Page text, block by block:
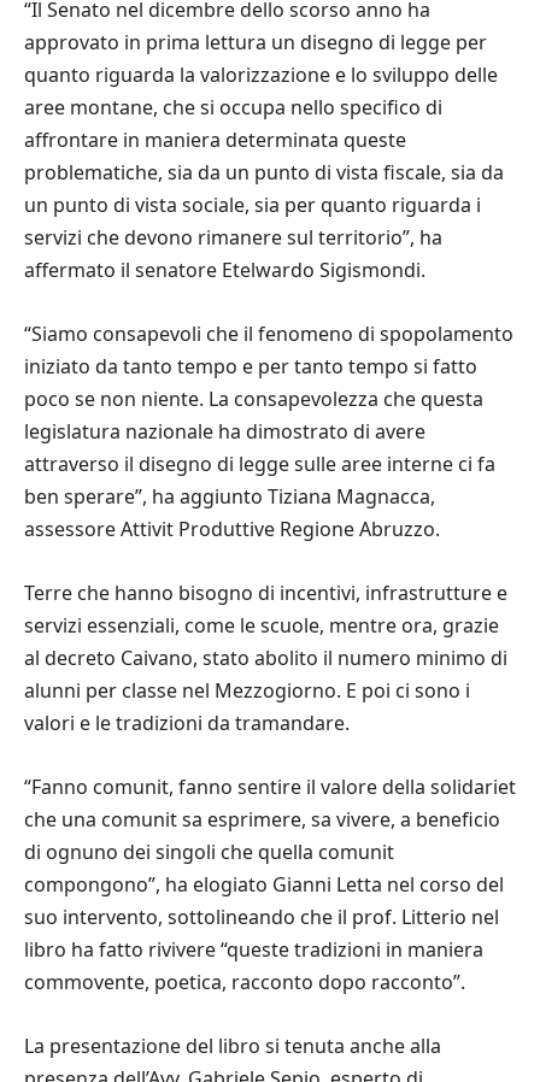
“Il Senato nel dicembre dello scorso anno ha
approvato in prima lettura un disegno di legge per
quanto riguarda la valorizzazione e lo sviluppo delle
aree montane, che si occupa nello specifico di
affrontare in maniera determinata queste
problematiche, sia da un punto di vista fiscale, sia da
un punto di vista sociale, sia per quanto riguarda i
servizi che devono rimanere sul territorio”, ha
affermato il senatore Etelwardo Sigismondi.
“Siamo consapevoli che il fenomeno di spopolamento
iniziato da tanto tempo e per tanto tempo si fatto
poco se non niente. La consapevolezza che questa
legislatura nazionale ha dimostrato di avere
attraverso il disegno di legge sulle aree interne ci fa
ben sperare”, ha aggiunto Tiziana Magnacca,
assessore Attivit Produttive Regione Abruzzo.
Terre che hanno bisogno di incentivi, infrastrutture e
servizi essenziali, come le scuole, mentre ora, grazie
al decreto Caivano, stato abolito il numero minimo di
alunni per classe nel Mezzogiorno. E poi ci sono i
valori e le tradizioni da tramandare.
“Fanno comunit, fanno sentire il valore della solidariet
che una comunit sa esprimere, sa vivere, a beneficio
di ognuno dei singoli che quella comunit
compongono”, ha elogiato Gianni Letta nel corso del
suo intervento, sottolineando che il prof. Litterio nel
libro ha fatto rivivere “queste tradizioni in maniera
commovente, poetica, racconto dopo racconto”.
La presentazione del libro si tenuta anche alla